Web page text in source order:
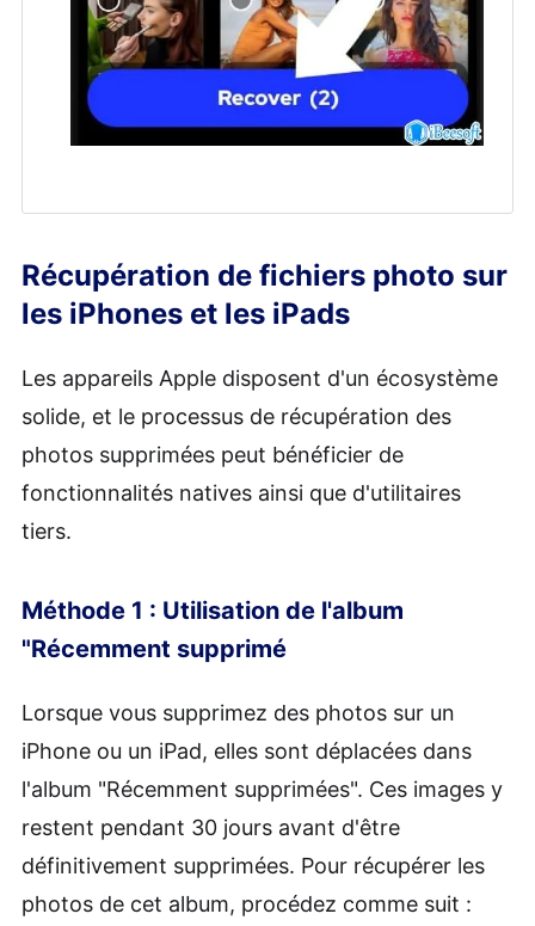
Récupération de fichiers photo sur
les iPhones et les iPads
Les appareils Apple disposent d'un écosystème
solide, et le processus de récupération des
photos supprimées peut bénéficier de
fonctionnalités natives ainsi que d'utilitaires
tiers.
Méthode 1 : Utilisation de l'album
"Récemment supprimé
Lorsque vous supprimez des photos sur un
iPhone ou un iPad, elles sont déplacées dans
l'album "Récemment supprimées". Ces images y
restent pendant 30 jours avant d'être
définitivement supprimées. Pour récupérer les
photos de cet album, procédez comme suit :